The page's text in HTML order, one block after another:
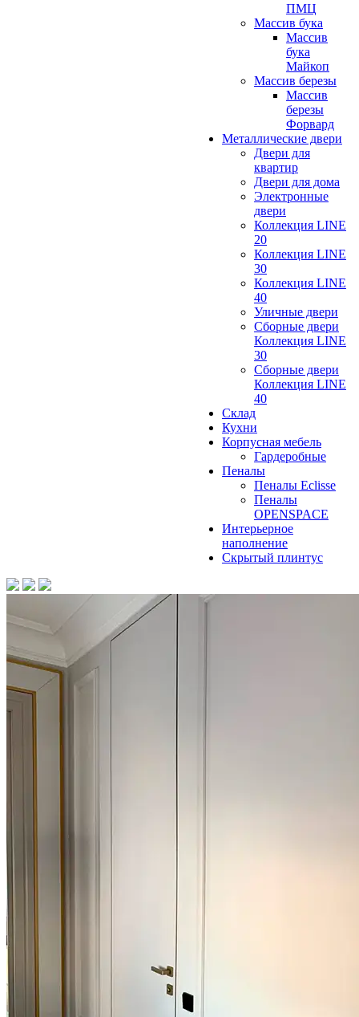
ПМЦ
Массив бука
Массив
бука
Майкоп
Массив березы
Массив
березы
Форвард
Металлические двери
Двери для
квартир
Двери для дома
Электронные
двери
Коллекция LINE
20
Коллекция LINE
30
Коллекция LINE
40
Уличные двери
Сборные двери
Коллекция LINE
30
Сборные двери
Коллекция LINE
40
Склад
Кухни
Корпусная мебель
Гардеробные
Пеналы
Пеналы Eclisse
Пеналы
OPENSPACE
Интерьерное
наполнение
Скрытый плинтус